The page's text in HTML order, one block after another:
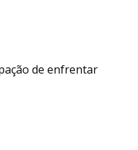
de enfrentar